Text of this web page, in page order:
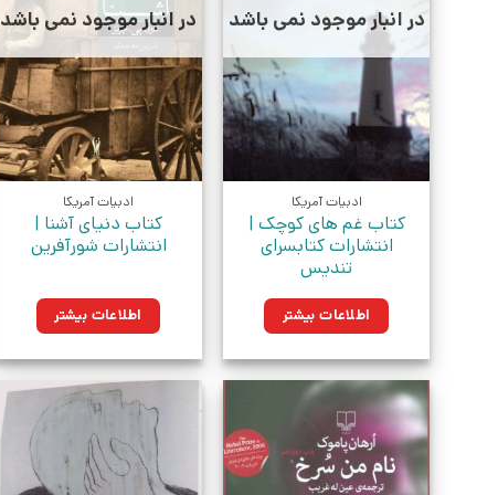
در انبار موجود نمی باشد
ادبیات آمریکا
کتاب غم های کوچک |
انتشارات کتابسرای
تندیس
اطلاعات بیشتر
در انبار موجود نمی باشد
ادبیات آمریکا
کتاب دنیای آشنا |
انتشارات شورآفرین
اطلاعات بیشتر